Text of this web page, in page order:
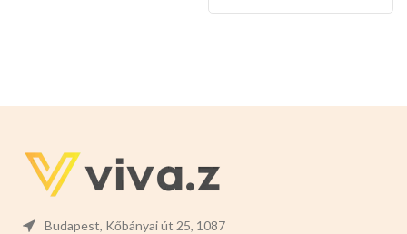
könnyen levehet,ez megkönnyíti
Budapest, Kőbányai út 25, 1087